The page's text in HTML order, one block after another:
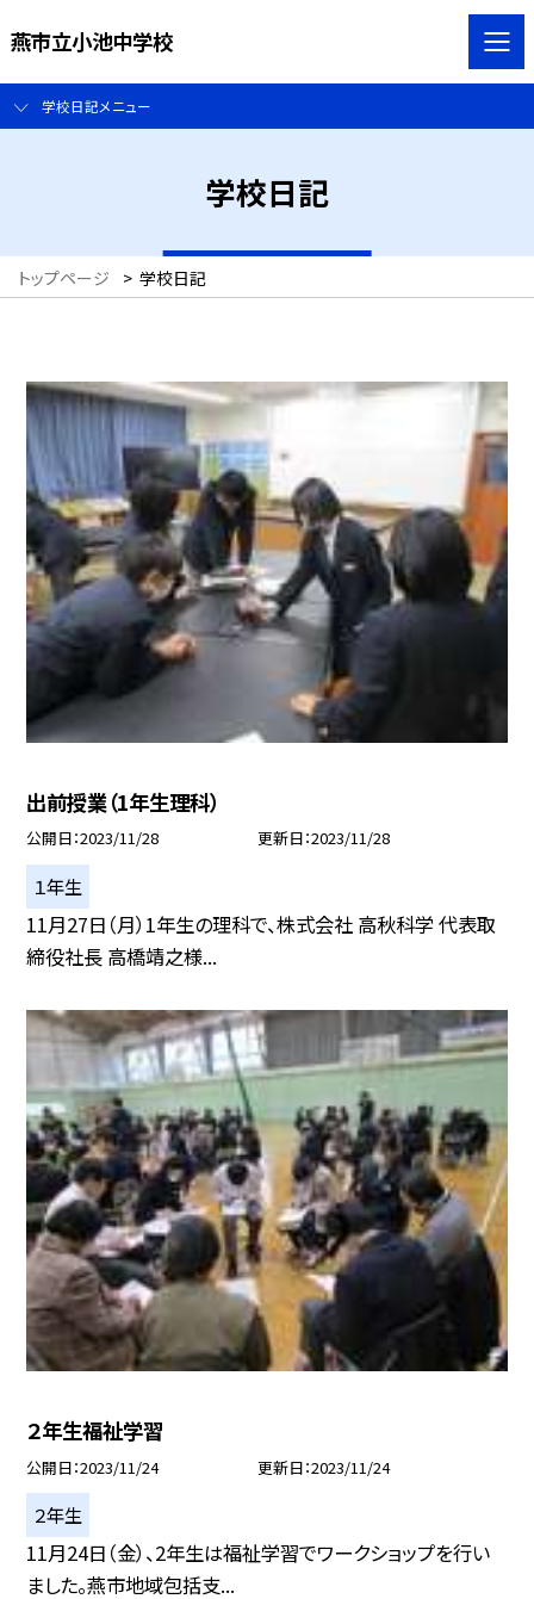
燕市立小池中学校
学校日記メニュー
学校日記
トップページ > 学校日記
出前授業（1年生理科）
公開日 2023/11/28 更新日 2023/11/28
１年生
11月27日（月）1年生の理科で、株式会社 高秋科学 代表取
締役社長 高橋靖之様...
２年生福祉学習
公開日 2023/11/24 更新日 2023/11/24
２年生
11月24日（金）、2年生は福祉学習でワークショップを行い
ました。燕市地域包括支...